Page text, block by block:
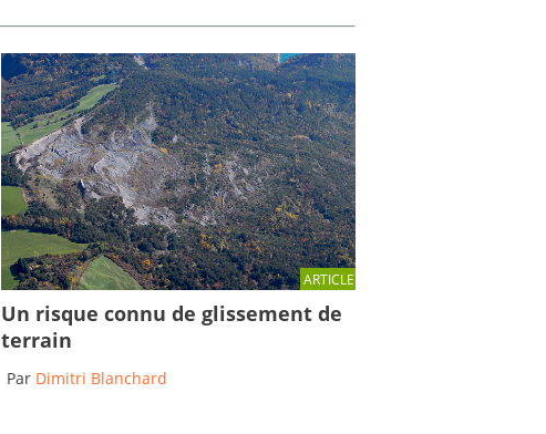
ARTICLE
Un risque connu de glissement de
terrain
Par Dimitri Blanchard